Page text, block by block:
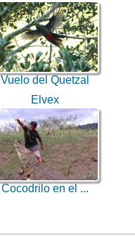
Vuelo del Quetzal
Elvex
Cocodrilo en el ...